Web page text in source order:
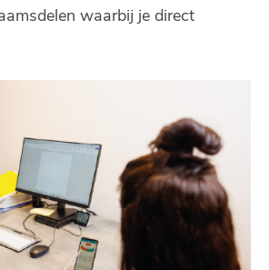
waarbij je direct